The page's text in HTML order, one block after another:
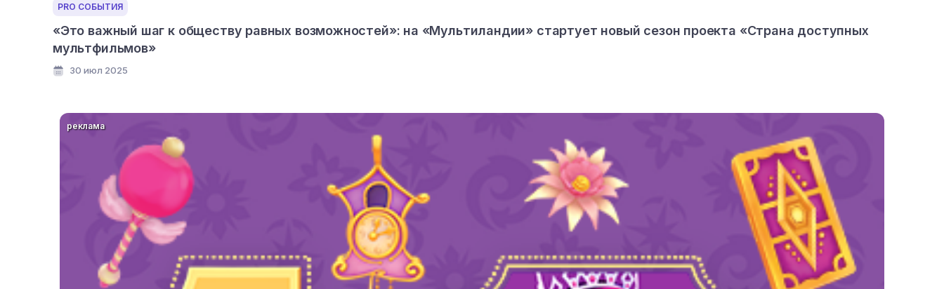
PRO СОБЫТИЯ
«Это важный шаг к обществу равных возможностей»: на «Мультиландии» стартует новый сезон проекта «Страна доступных
мультфильмов»
30 июл 2025
реклама